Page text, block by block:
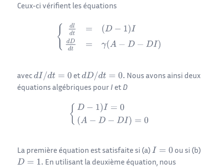
Ceux-ci vérifient les équations
avec et
Nous avons ainsi deux
équations algébriques pour I et D
La première équation est satisfaite si (a)
ou si (b)
En utilisant la deuxième équation, nous